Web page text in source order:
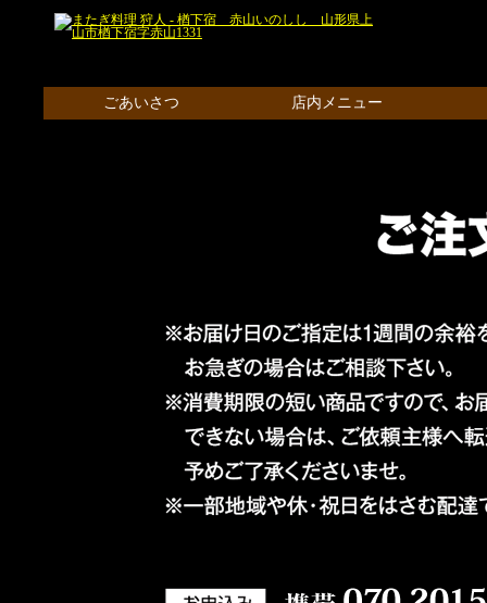
ごあいさつ 店内メニュー